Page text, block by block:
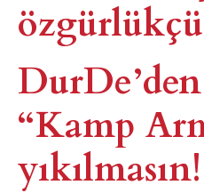
“Kamp